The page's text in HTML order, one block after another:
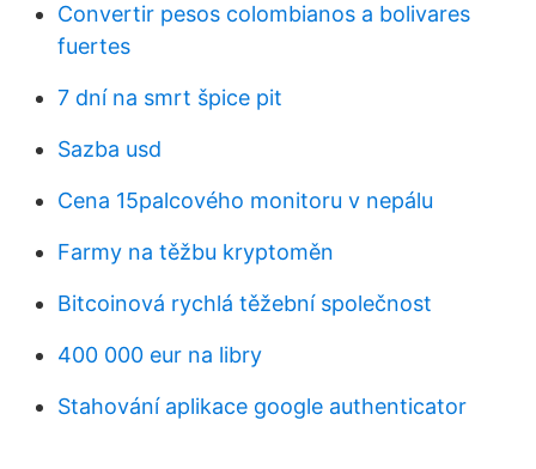
Convertir pesos colombianos a bolivares
fuertes
7 dní na smrt špice pit
Sazba usd
Cena 15palcového monitoru v nepálu
Farmy na těžbu kryptoměn
Bitcoinová rychlá těžební společnost
400 000 eur na libry
Stahování aplikace google authenticator